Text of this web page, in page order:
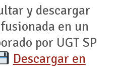
y descargar
en un
por UGT SP
Descargar en